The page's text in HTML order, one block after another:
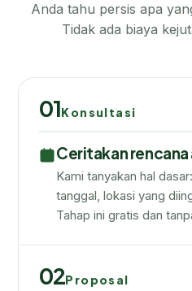
Anda tahu persis apa
Tidak ada biaya
01Konsultasi
Ceritakan rencana
Kami tanyakan hal
tanggal, lokasi yang
Tahap ini gratis dan
02Proposal